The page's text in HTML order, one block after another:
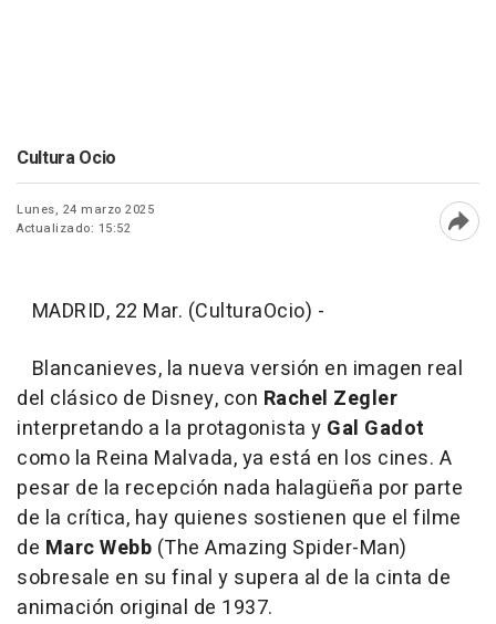
Cultura Ocio
Lunes, 24 marzo 2025
Actualizado: 15:52
MADRID, 22 Mar. (CulturaOcio) -
Blancanieves, la nueva versión en imagen real
del clásico de Disney, con Rachel Zegler
interpretando a la protagonista y Gal Gadot
como la Reina Malvada, ya está en los cines. A
pesar de la recepción nada halagüeña por parte
de la crítica, hay quienes sostienen que el filme
de Marc Webb (The Amazing Spider-Man)
sobresale en su final y supera al de la cinta de
animación original de 1937.